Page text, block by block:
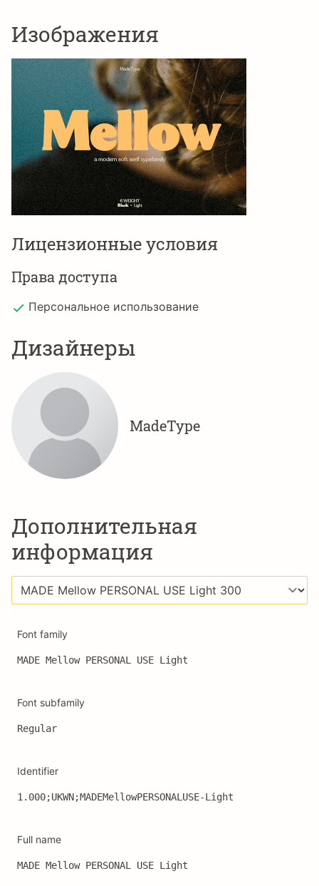
Изображения
Лицензионные условия
Права доступа
Персональное использование
Дизайнеры
MadeType
Дополнительная
информация
Font family
MADE Mellow PERSONAL USE Light
Font subfamily
Regular
Identifier
1.000;UKWN;MADEMellowPERSONALUSE-Light
Full name
MADE Mellow PERSONAL USE Light